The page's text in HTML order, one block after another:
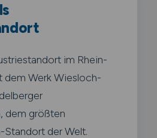
im Rhein-
dem Werk Wiesloch-
dem größten
Standort der Welt.